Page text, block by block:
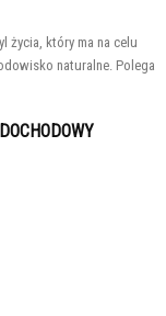
życia, który ma na celu
naturalne. Polega